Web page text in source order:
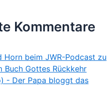
Kommentare
Horn beim JWR-Podcast zu
Buch Gottes Rückkehr
- Der Papa bloggt das